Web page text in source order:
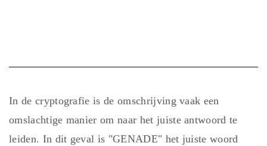
In de cryptografie is de omschrijving vaak een
omslachtige manier om naar het juiste antwoord te
leiden. In dit geval is "GENADE" het juiste woord